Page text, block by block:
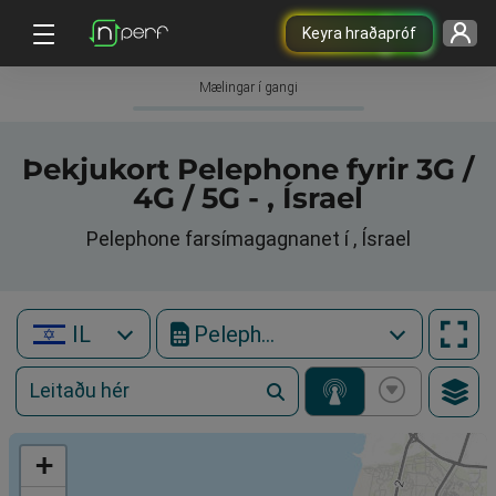
Keyra hraðapróf
Mælingar í gangi
Þekjukort Pelephone fyrir 3G /
4G / 5G - , Ísrael
Pelephone farsímagagnanet í , Ísrael
IL Pelephone
+